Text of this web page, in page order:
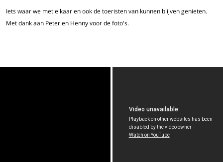
Iets waar we met elkaar en ook de toeristen van kunnen blijven genieten.
Met dank aan Peter en Henny voor de foto's.